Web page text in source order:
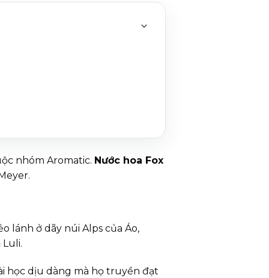
nhóm Aromatic. Nước hoa Fox
lánh ở dãy núi Alps của Áo,
học dịu dàng mà họ truyền đạt